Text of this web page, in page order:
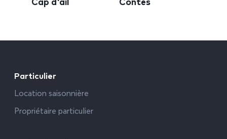
Particulier
Location saisonnière
Propriétaire particulier